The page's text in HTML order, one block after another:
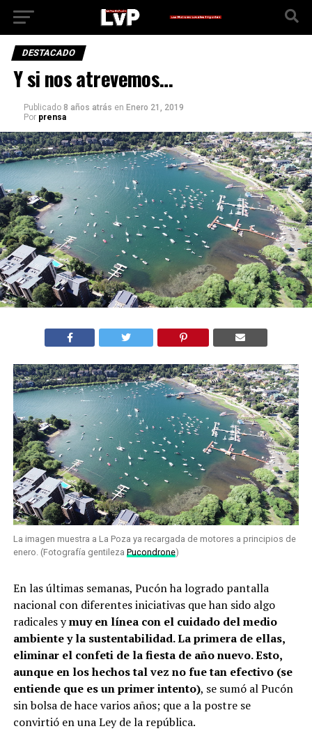
DESTACADO
Y si nos atrevemos…
Publicado 8 años atrás en Enero 21, 2019
Por prensa
La imagen muestra a La Poza ya recargada de motores a principios de
enero. (Fotografía gentileza Pucondrone)
En las últimas semanas, Pucón ha logrado pantalla
nacional con diferentes iniciativas que han sido algo
radicales ymuy en línea con el cuidado del medio
ambiente y la sustentabilidad. La primera de ellas,
eliminar el confeti de la fiesta de año nuevo. Esto,
aunque en los hechos tal vez no fue tan efectivo (se
entiende que es un primer intento), se sumó al Pucón
sin bolsa de hace varios años; que a la postre se
convirtió en una Ley de la república.